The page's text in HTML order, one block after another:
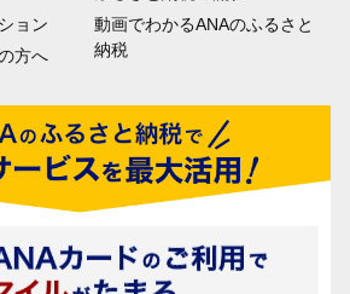
ョン
方へ
動画でわかるANAのふるさと
納税